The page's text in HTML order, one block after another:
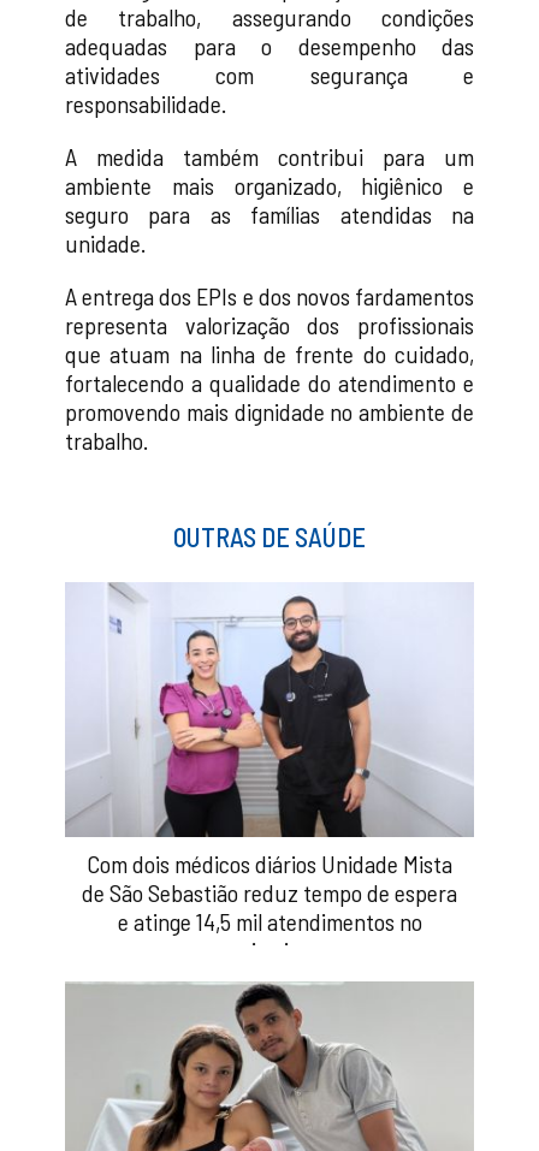
de trabalho, assegurando condições
adequadas para o desempenho das
atividades com segurança e
responsabilidade.
A medida também contribui para um
ambiente mais organizado, higiênico e
seguro para as famílias atendidas na
unidade.
A entrega dos EPIs e dos novos fardamentos
representa valorização dos profissionais
que atuam na linha de frente do cuidado,
fortalecendo a qualidade do atendimento e
promovendo mais dignidade no ambiente de
trabalho.
OUTRAS DE SAÚDE
Com dois médicos diários Unidade Mista
de São Sebastião reduz tempo de espera
e atinge 14,5 mil atendimentos no
primeiro